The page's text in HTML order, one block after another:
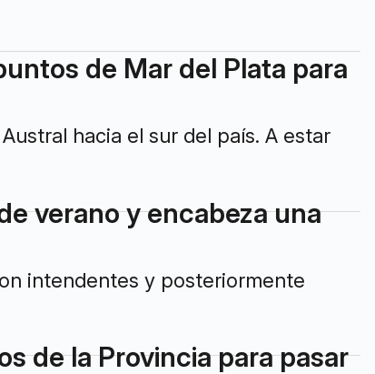
de Mar del Plata para
hacia el sur del país. A estar
verano y encabeza una
intendentes y posteriormente
de la Provincia para pasar